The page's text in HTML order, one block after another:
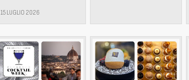
15 LUGLIO 2026